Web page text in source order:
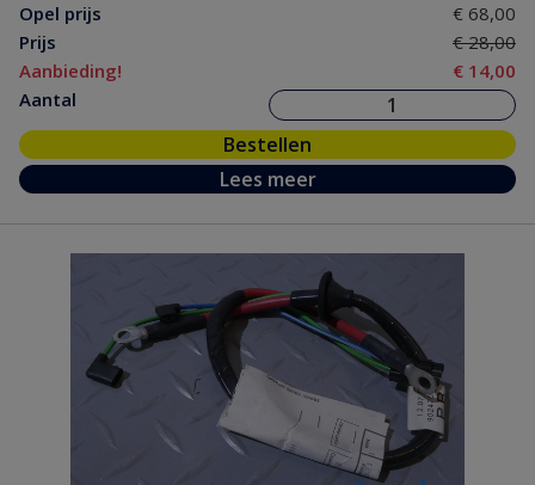
Opel prijs
€ 68,00
Prijs
€ 28,00
Aanbieding!
€ 14,00
Aantal
Bestellen
Lees meer